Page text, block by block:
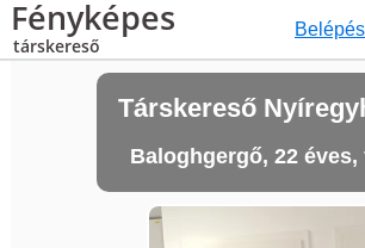
Fényképes
társkereső
Belépés
Társkereső
Baloghgergő, 22 éves,